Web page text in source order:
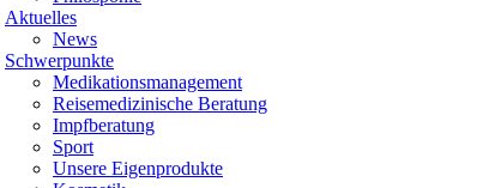
Aktuelles
News
Schwerpunkte
Medikationsmanagement
Reisemedizinische Beratung
Impfberatung
Sport
Unsere Eigenprodukte